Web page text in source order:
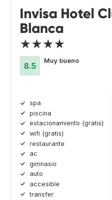
Invisa Hotel
Blanca
★★★★
8.5
Muy bueno
spa
piscina
estacionamiento (gratis)
wifi (gratis)
restaurante
ac
gimnasio
auto
accesible
transfer